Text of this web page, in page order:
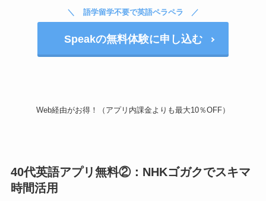
語学留学不要で英語ペラペラ
Speakの無料体験に申し込む
Web経由がお得！（アプリ内課金よりも最大10％OFF）
40代英語アプリ無料②：NHKゴガクでスキマ
時間活用